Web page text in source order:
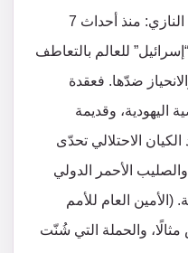
استرجاع عقدة الاضطهاد النازي: منذ أحداث 7
“إسرائيل” للعالم بالتعاطف
ضدّها. فعقدة
اليهودية، وقديمة
الكيان الاحتلالي تحدّى
الأحمر الدولي
(الأمين العام للأمم
مثالًا، والحملة التي شُنّت